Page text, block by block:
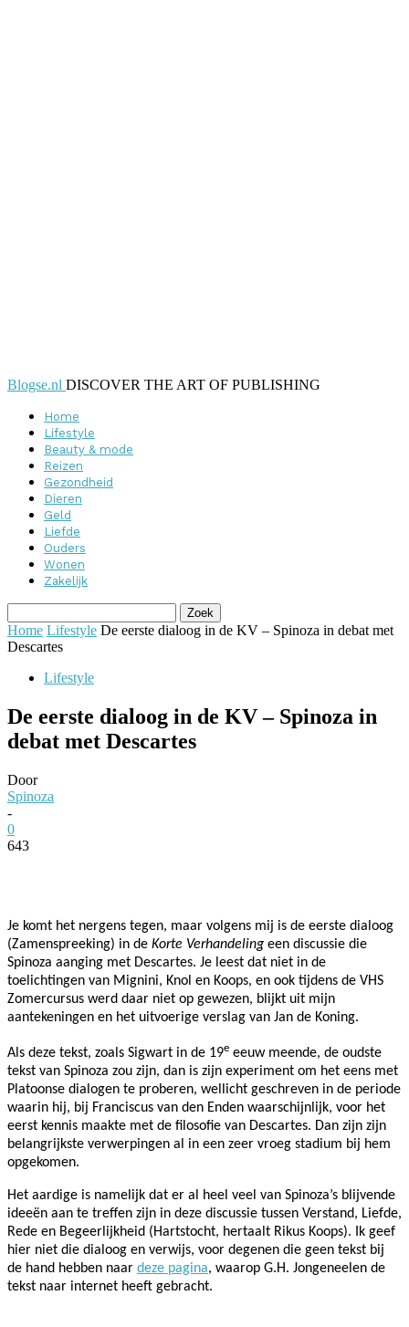
Blogse.nl DISCOVER THE ART OF PUBLISHING
Home
Lifestyle
Beauty & mode
Reizen
Gezondheid
Dieren
Geld
Liefde
Ouders
Wonen
Zakelijk
Home Lifestyle De eerste dialoog in de KV – Spinoza in debat met
Descartes
Lifestyle
De eerste dialoog in de KV – Spinoza in
debat met Descartes
Door
Spinoza
-
0
643
Je komt het nergens tegen, maar volgens mij is de eerste dialoog
(Zamenspreeking) in de Korte Verhandeling een discussie die
Spinoza aanging met Descartes. Je leest dat niet in de
toelichtingen van Mignini, Knol en Koops, en ook tijdens de VHS
Zomercursus werd daar niet op gewezen, blijkt uit mijn
aantekeningen en het uitvoerige verslag van Jan de Koning.
Als deze tekst, zoals Sigwart in de 19e eeuw meende, de oudste
tekst van Spinoza zou zijn, dan is zijn experiment om het eens met
Platoonse dialogen te proberen, wellicht geschreven in de periode
waarin hij, bij Franciscus van den Enden waarschijnlijk, voor het
eerst kennis maakte met de filosofie van Descartes. Dan zijn zijn
belangrijkste verwerpingen al in een zeer vroeg stadium bij hem
opgekomen.
Het aardige is namelijk dat er al heel veel van Spinoza’s blijvende
ideeën aan te treffen zijn in deze discussie tussen Verstand, Liefde,
Rede en Begeerlijkheid (Hartstocht, hertaalt Rikus Koops). Ik geef
hier niet die dialoog en verwijs, voor degenen die geen tekst bij
de hand hebben naar deze pagina, waarop G.H. Jongeneelen de
tekst naar internet heeft gebracht.